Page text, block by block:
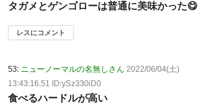
タガメとゲンゴローは普通に美味かった😋
レスにコメント
53: ニューノーマルの名無しさん 2022/06/04(土)
13:43:16.51 ID:ySz330iD0
食べるハードルが高い